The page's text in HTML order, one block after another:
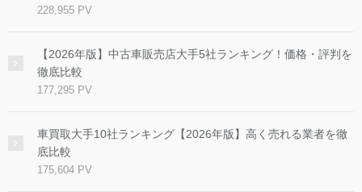
228,955 PV
【2026年版】中古車販売店大手5社ランキング！価格・評判を
徹底比較
177,295 PV
車買取大手10社ランキング【2026年版】高く売れる業者を徹
底比較
175,604 PV